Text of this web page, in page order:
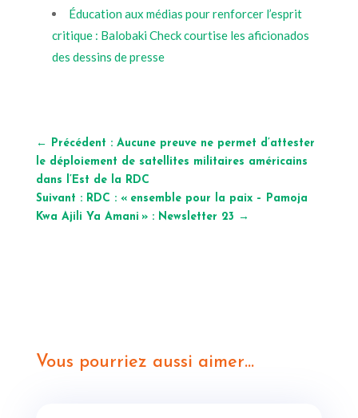
Éducation aux médias pour renforcer l’esprit
critique : Balobaki Check courtise les aficionados
des dessins de presse
←
Précédent : Aucune preuve ne permet d’attester
le déploiement de satellites militaires américains
dans l’Est de la RDC
Suivant : RDC : « ensemble pour la paix – Pamoja
Kwa Ajili Ya Amani » : Newsletter 23 →
Vous pourriez aussi aimer…